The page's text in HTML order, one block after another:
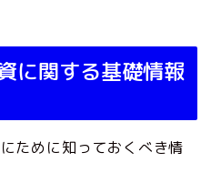
に関する基礎情報
ために知っておくべき情